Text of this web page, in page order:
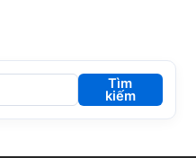
Tìm
kiếm